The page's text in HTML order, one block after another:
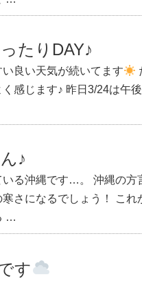
たりDAY♪
良い天気が続いてます
く感じます♪ 昨日3/24は午
♪
いる沖縄です…。 沖縄の方
寒さになるでしょう！ これ
…
す